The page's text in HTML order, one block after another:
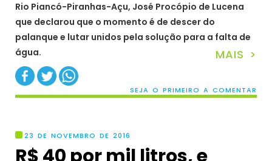
Rio Piancó-Piranhas-Açu, José Procópio de Lucena
que declarou que o momento é de descer do
palanque e lutar unidos pela solução para a falta de
água.
MAIS >
SEJA O PRIMEIRO A COMENTAR
23 DE NOVEMBRO DE 2016